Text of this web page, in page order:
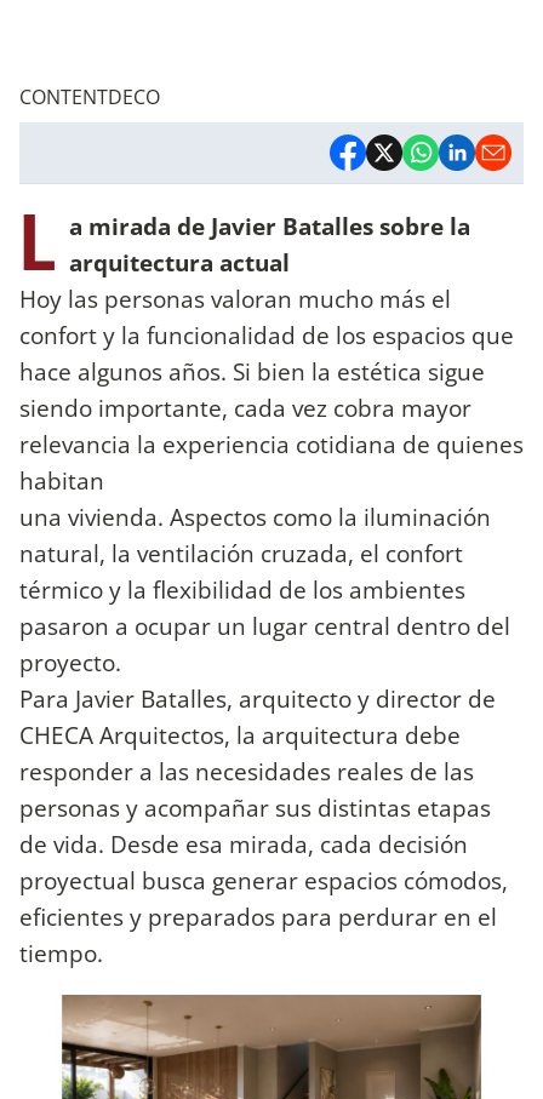
CONTENTDECO
L a mirada de Javier Batalles sobre la
arquitectura actual
Hoy las personas valoran mucho más el
confort y la funcionalidad de los espacios que
hace algunos años. Si bien la estética sigue
siendo importante, cada vez cobra mayor
relevancia la experiencia cotidiana de quienes
habitan
una vivienda. Aspectos como la iluminación
natural, la ventilación cruzada, el confort
térmico y la flexibilidad de los ambientes
pasaron a ocupar un lugar central dentro del
proyecto.
Para Javier Batalles, arquitecto y director de
CHECA Arquitectos, la arquitectura debe
responder a las necesidades reales de las
personas y acompañar sus distintas etapas
de vida. Desde esa mirada, cada decisión
proyectual busca generar espacios cómodos,
eficientes y preparados para perdurar en el
tiempo.